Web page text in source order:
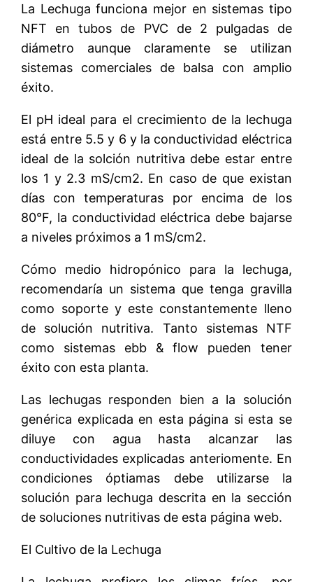
La Lechuga funciona mejor en sistemas tipo
NFT en tubos de PVC de 2 pulgadas de
diámetro aunque claramente se utilizan
sistemas comerciales de balsa con amplio
éxito.
El pH ideal para el crecimiento de la lechuga
está entre 5.5 y 6 y la conductividad eléctrica
ideal de la solción nutritiva debe estar entre
los 1 y 2.3 mS/cm2. En caso de que existan
días con temperaturas por encima de los
80°F, la conductividad eléctrica debe bajarse
a niveles próximos a 1 mS/cm2.
Cómo medio hidropónico para la lechuga,
recomendaría un sistema que tenga gravilla
como soporte y este constantemente lleno
de solución nutritiva. Tanto sistemas NTF
como sistemas ebb & flow pueden tener
éxito con esta planta.
Las lechugas responden bien a la solución
genérica explicada en esta página si esta se
diluye con agua hasta alcanzar las
conductividades explicadas anteriomente. En
condiciones óptiamas debe utilizarse la
solución para lechuga descrita en la sección
de soluciones nutritivas de esta página web.
El Cultivo de la Lechuga